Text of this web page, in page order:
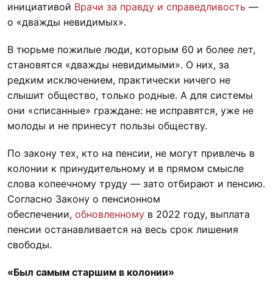
инициативой Врачи за правду и справедливость —
о «дважды невидимых».
В тюрьме пожилые люди, которым 60 и более лет,
становятся «дважды невидимыми». О них, за
редким исключением, практически ничего не
слышит общество, только родные. А для системы
они «списанные» граждане: не исправятся, уже не
молоды и не принесут пользы обществу.
По закону тех, кто на пенсии, не могут привлечь в
колонии к принудительному и в прямом смысле
слова копеечному труду — зато отбирают и пенсию.
Согласно Закону о пенсионном
обеспечении, обновленному в 2022 году, выплата
пенсии останавливается на весь срок лишения
свободы.
«Был самым старшим в колонии»